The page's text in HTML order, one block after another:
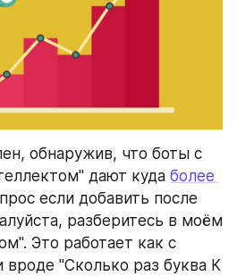
обнаружив, что боты с
дают куда более
если добавить после
разберитесь в моём
Это работает как с
"Сколько раз буква К